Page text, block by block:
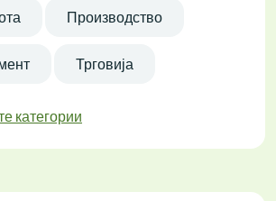
Производство
Трговија
категории